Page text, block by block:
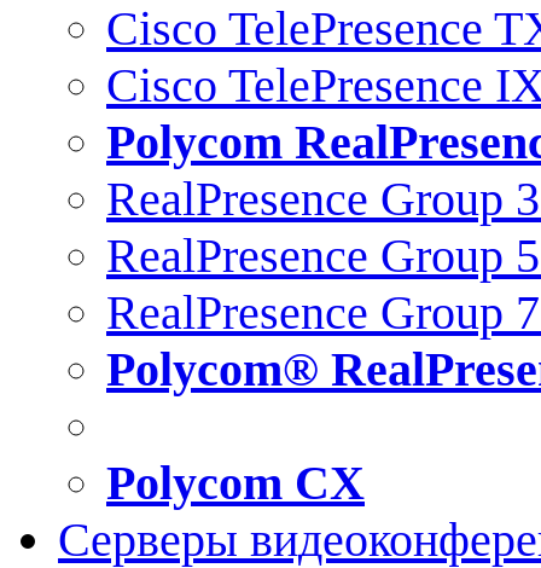
Cisco TelePresence
Cisco TelePresence
Polycom
RealPresence Group
RealPresence Group
RealPresence Group
Polycom®
Polycom CX
Серверы